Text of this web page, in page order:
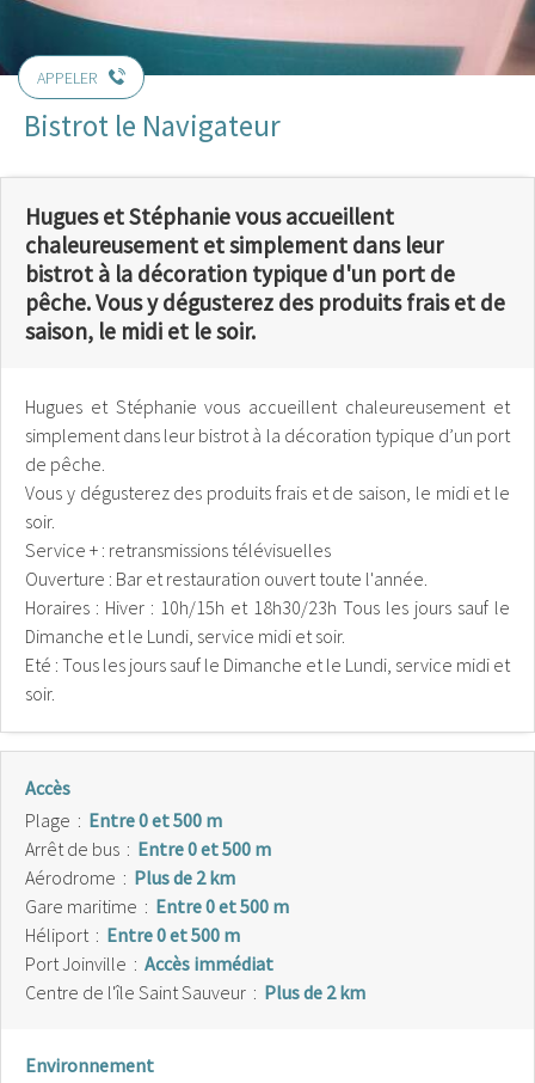
APPELER
Bistrot le Navigateur
Hugues et Stéphanie vous accueillent
chaleureusement et simplement dans leur
bistrot à la décoration typique d'un port de
pêche. Vous y dégusterez des produits frais et de
saison, le midi et le soir.
Hugues et Stéphanie vous accueillent chaleureusement et
simplement dans leur bistrot à la décoration typique d’un port
de pêche.
Vous y dégusterez des produits frais et de saison, le midi et le
soir.
Service + : retransmissions télévisuelles
Ouverture : Bar et restauration ouvert toute l'année.
Horaires : Hiver : 10h/15h et 18h30/23h Tous les jours sauf le
Dimanche et le Lundi, service midi et soir.
Eté : Tous les jours sauf le Dimanche et le Lundi, service midi et
soir.
Accès
Plage : Entre 0 et 500 m
Arrêt de bus : Entre 0 et 500 m
Aérodrome : Plus de 2 km
Gare maritime : Entre 0 et 500 m
Héliport : Entre 0 et 500 m
Port Joinville : Accès immédiat
Centre de l'île Saint Sauveur : Plus de 2 km
Environnement